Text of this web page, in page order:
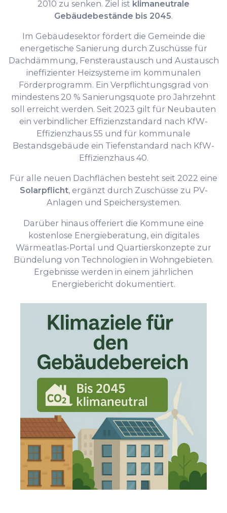
2010 zu senken. Ziel ist klimaneutrale
Gebäudebestände bis 2045.
Im Gebäudesektor fördert die Gemeinde die
energetische Sanierung durch Zuschüsse für
Dachdämmung, Fensteraustausch und Austausch
ineffizienter Heizsysteme im kommunalen
Förderprogramm. Ein Verpflichtungsgrad von
mindestens 20 % Sanierungsquote pro Jahrzehnt
soll erreicht werden. Seit 2023 gilt für Neubauten
ein verbindlicher Effizienzstandard nach KfW-
Effizienzhaus 55 und für kommunale
Bestandsgebäude ein Tiefenstandard nach KfW-
Effizienzhaus 40.
Für alle neuen Dachflächen besteht seit 2022 eine
Solarpflicht, ergänzt durch Zuschüsse zu PV-
Anlagen und Speichersystemen.
Darüber hinaus offeriert die Kommune eine
kostenlose Energieberatung, ein digitales
Wärmeatlas-Portal und Quartierskonzepte zur
Bündelung von Technologien in Wohngebieten.
Ergebnisse werden in einem jährlichen
Energiebericht dokumentiert.